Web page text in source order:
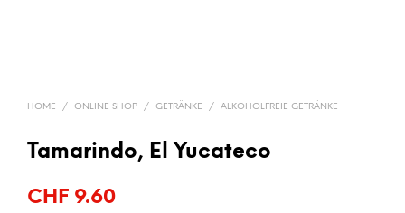
HOME / ONLINE SHOP / GETRÄNKE / ALKOHOLFREIE GETRÄNKE
Tamarindo, El Yucateco
CHF 9.60